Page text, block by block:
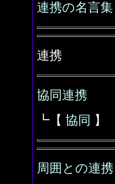
連携の名言集
連携
協同連携
┗【 協同 】
周囲との連携